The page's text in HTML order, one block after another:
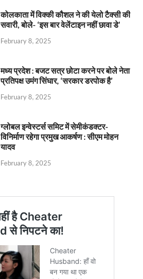
कोलकाता में विक्की कौशल ने की येलो टैक्सी की
सवारी, बोले- ‘इस बार वेलेंटाइन नहीं छावा डे’
February 8, 2025
मध्य प्रदेश : बजट सत्र छोटा करने पर बोले नेता
प्रतिपक्ष उमंग सिंघार, ‘सरकार डरपोक है’
February 8, 2025
ग्लोबल इन्वेस्टर्स समिट में सेमीकंडक्टर-
विनिर्माण रहेगा प्रमुख आकर्षण : सीएम मोहन
यादव
February 8, 2025